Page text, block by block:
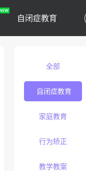
自闭症教育
全部
自闭症教育
家庭教育
行为矫正
教学教案